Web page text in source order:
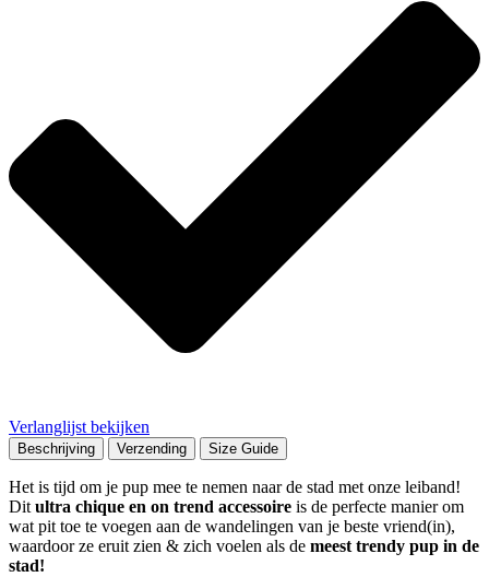
Verlanglijst bekijken
Beschrijving Verzending Size Guide
Het is tijd om je pup mee te nemen naar de stad met onze leiband!
Dit ultra chique en on trend accessoire is de perfecte manier om
wat pit toe te voegen aan de wandelingen van je beste vriend(in),
waardoor ze eruit zien & zich voelen als de meest trendy pup in de
stad!